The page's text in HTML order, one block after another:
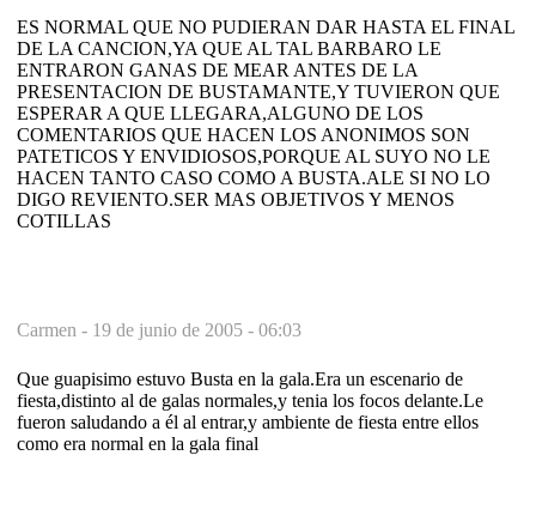
ES NORMAL QUE NO PUDIERAN DAR HASTA EL FINAL
DE LA CANCION,YA QUE AL TAL BARBARO LE
ENTRARON GANAS DE MEAR ANTES DE LA
PRESENTACION DE BUSTAMANTE,Y TUVIERON QUE
ESPERAR A QUE LLEGARA,ALGUNO DE LOS
COMENTARIOS QUE HACEN LOS ANONIMOS SON
PATETICOS Y ENVIDIOSOS,PORQUE AL SUYO NO LE
HACEN TANTO CASO COMO A BUSTA.ALE SI NO LO
DIGO REVIENTO.SER MAS OBJETIVOS Y MENOS
COTILLAS
Carmen - 19 de junio de 2005 - 06:03
Que guapisimo estuvo Busta en la gala.Era un escenario de
fiesta,distinto al de galas normales,y tenia los focos delante.Le
fueron saludando a él al entrar,y ambiente de fiesta entre ellos
como era normal en la gala final